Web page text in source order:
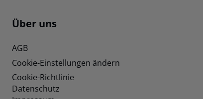
Footer navigation
Über uns
AGB
Cookie-Einstellungen ändern
Cookie-Richtlinie
Datenschutz